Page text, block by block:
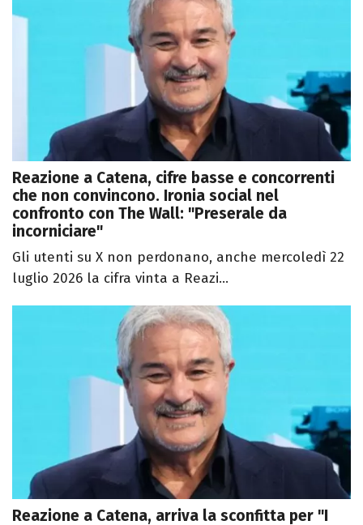
Reazione a Catena, cifre basse e concorrenti
che non convincono. Ironia social nel
confronto con The Wall: "Preserale da
incorniciare"
Gli utenti su X non perdonano, anche mercoledì 22
luglio 2026 la cifra vinta a Reazi...
Reazione a Catena, arriva la sconfitta per "I